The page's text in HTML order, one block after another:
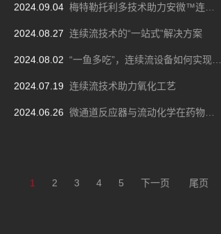
2024.09.04 梅特勒托利多技术助力安微™连续流打造
2024.08.27 连续流技术的“一站式”解决方案
2024.08.02 “一鱼多吃”，连续流设备如何实现多功能性
2024.07.19 连续流技术助力氧化工艺
2024.06.26 微通道反应器与流动化学在药物合成中的应用！
1 2 3 4 5 下一页 尾页